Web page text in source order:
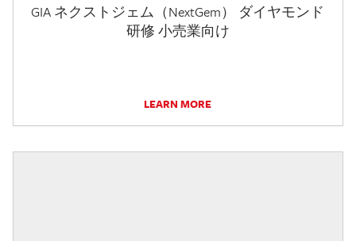
GIA ネクストジェム（NextGem） ダイヤモンド
研修 小売業向け
LEARN MORE